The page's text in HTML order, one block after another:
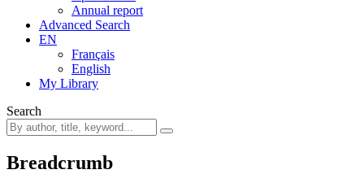
Annual report
Advanced Search
EN
Français
English
My Library
Search
Breadcrumb